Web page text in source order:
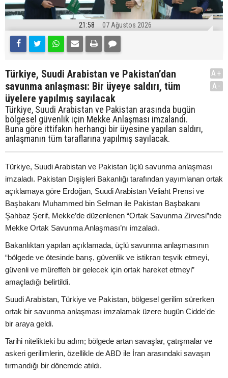
21:58 07 Ağustos 2026
Türkiye, Suudi Arabistan ve Pakistan’dan
savunma anlaşması: Bir üyeye saldırı, tüm
üyelere yapılmış sayılacak
Türkiye, Suudi Arabistan ve Pakistan arasında bugün
bölgesel güvenlik için Mekke Anlaşması imzalandı.
Buna göre ittifakın herhangi bir üyesine yapılan saldırı,
anlaşmanın tüm taraflarına yapılmış sayılacak.
A+
A-
Türkiye, Suudi Arabistan ve Pakistan üçlü savunma anlaşması
imzaladı. Pakistan Dışişleri Bakanlığı tarafından yayımlanan ortak
açıklamaya göre Erdoğan, Suudi Arabistan Veliaht Prensi ve
Başbakanı Muhammed bin Selman ile Pakistan Başbakanı
Şahbaz Şerif, Mekke’de düzenlenen “Ortak Savunma Zirvesi”nde
Mekke Ortak Savunma Anlaşması’nı imzaladı.
Bakanlıktan yapılan açıklamada, üçlü savunma anlaşmasının
“bölgede ve ötesinde barış, güvenlik ve istikrarı teşvik etmeyi,
güvenli ve müreffeh bir gelecek için ortak hareket etmeyi”
amaçladığı belirtildi.
Suudi Arabistan, Türkiye ve Pakistan, bölgesel gerilim sürerken
ortak bir savunma anlaşması imzalamak üzere bugün Cidde'de
bir araya geldi.
Tarihi nitelikteki bu adım; bölgede artan savaşlar, çatışmalar ve
askeri gerilimlerin, özellikle de ABD ile İran arasındaki savaşın
tırmandığı bir dönemde atıldı.